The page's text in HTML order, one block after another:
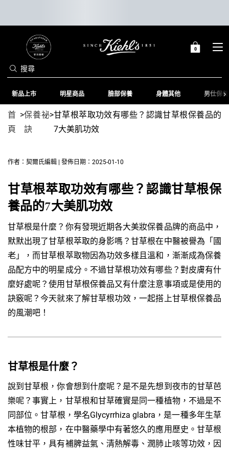
搜尋
購0
0 PRODUCT IN
Main content
新品上市 明星商品 臉部保養 身體其他 男仕保養
首
頁
>保養祕
訣
>甘草根萃取功效有哪些？認識甘草根保養品的
7大美肌功效
作者：契爾氏編輯 | 發佈日期：2025-01-10
甘草根萃取功效有哪些？認識甘草根保
養品的7大美肌功效
甘草根是什麼？你有發現近期各大美妝保養品牌的商品中，
默默出現了甘草根萃取的身影嗎？甘草根在中醫被譽為「國
老」，而甘草根萃取物因為功效多樣且溫和，漸漸成為保養
品配方中的明星成分。不過甘草根功效有哪些？對皮膚有什
麼好處呢？使用甘草根保養品又有什麼注意事項或是使用的
訣竅呢？今天就來了解甘草根功效，一起搭上甘草根保養品
的風潮吧！
甘草根是什麼？
說到甘草根，你會想到什麼呢？是不是先想到夜市的甘草芭
樂呢？事實上，甘草根和甘草確實是同一種植物，不過是不
同部位。甘草根，學名Glycyrrhiza glabra，是一種多年生草
本植物的根部，在中醫藥學中有著悠久的應用歷史。甘草根
性味甘平，具有補脾益氣、清熱解毒、潤肺止咳等功效，因